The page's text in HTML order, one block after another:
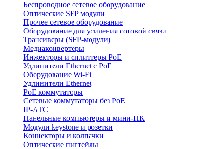
Беспроводное сетевое оборудование
Оптические SFP модули
Прочее сетевое оборудование
Оборудование для усиления сотовой связи
Трансиверы (SFP-модули)
Медиаконвертеры
Инжекторы и сплиттеры PoE
Удлинители Ethernet с PoE
Оборудование Wi-Fi
Удлинители Ethernet
PoE коммутаторы
Сетевые коммутаторы без PoE
IP-АТС
Панельные компьютеры и мини-ПК
Модули keystone и розетки
Коннекторы и колпачки
Оптические пигтейлы